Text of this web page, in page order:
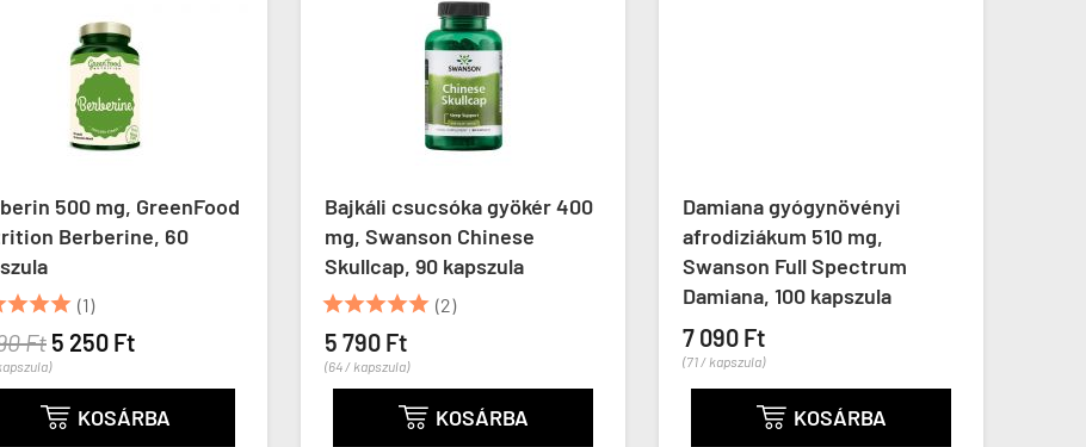
500 mg, GreenFood
Berberine, 60
 (1)
Ft 5 250 Ft
 KOSÁRBA
Bajkáli csucsóka gyökér 400
mg, Swanson Chinese
Skullcap, 90 kapszula
 (2)
5 790 Ft
(64 / kapszula)
 KOSÁRBA
Damiana gyógynövényi
afrodiziákum 510 mg,
Swanson Full Spectrum
Damiana, 100 kapszula
7 090 Ft
(71 / kapszula)
 KOSÁRBA